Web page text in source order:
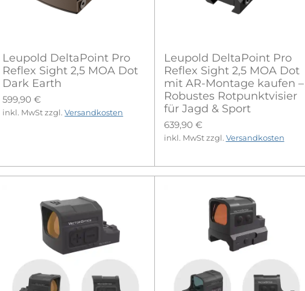
Leupold DeltaPoint Pro
Reflex Sight 2,5 MOA Dot
Dark Earth
599,90 €
inkl. MwSt zzgl.Versandkosten
Leupold DeltaPoint Pro
Reflex Sight 2,5 MOA Dot
mit AR-Montage kaufen –
Robustes Rotpunktvisier
für Jagd & Sport
639,90 €
inkl. MwSt zzgl. Versandkosten